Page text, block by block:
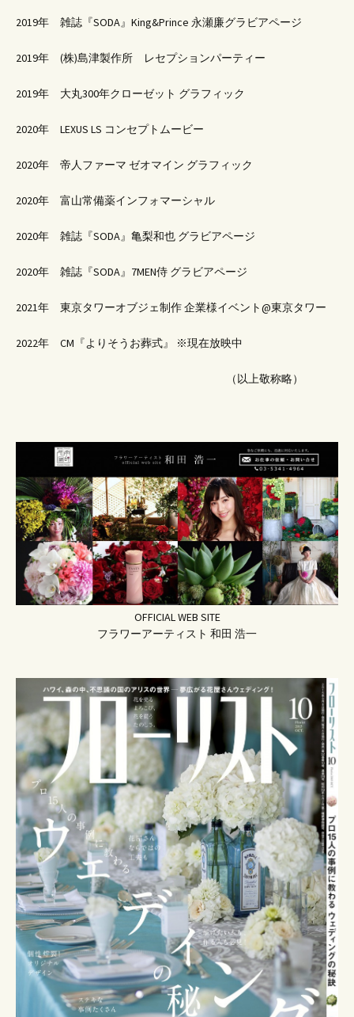
2019年 雑誌『SODA』King&Prince 永瀬廉グラビアページ
2019年 (株)島津製作所 レセプションパーティー
2019年 大丸300年クローゼット グラフィック
2020年 LEXUS LS コンセプトムービー
2020年 帝人ファーマ ゼオマイン グラフィック
2020年 富山常備薬インフォマーシャル
2020年 雑誌『SODA』亀梨和也 グラビアページ
2020年 雑誌『SODA』7MEN侍 グラビアページ
2021年 東京タワーオブジェ制作 企業様イベント@東京タワー
2022年 CM『よりそうお葬式』 ※現在放映中
（以上敬称略）
OFFICIAL WEB SITE
フラワーアーティスト 和田 浩一